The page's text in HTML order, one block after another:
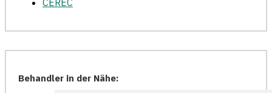
Behandler in der Nähe: